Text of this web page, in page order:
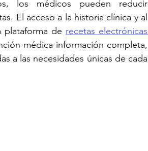
los médicos pueden reducir
El acceso a la historia clínica y al
plataforma de recetas electrónicas
médica información completa,
a las necesidades únicas de cada